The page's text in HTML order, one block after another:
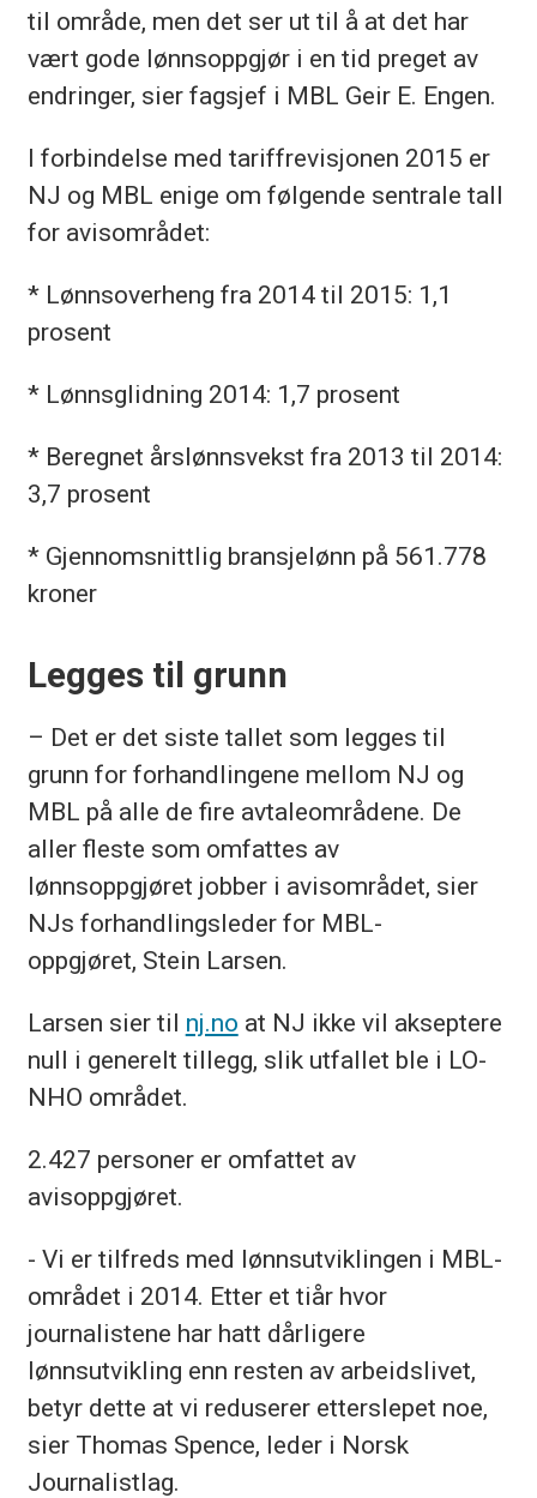
til område, men det ser ut til å at det har
vært gode lønnsoppgjør i en tid preget av
endringer, sier fagsjef i MBL Geir E. Engen.
I forbindelse med tariffrevisjonen 2015 er
NJ og MBL enige om følgende sentrale tall
for avisområdet:
* Lønnsoverheng fra 2014 til 2015: 1,1
prosent
* Lønnsglidning 2014: 1,7 prosent
* Beregnet årslønnsvekst fra 2013 til 2014:
3,7 prosent
* Gjennomsnittlig bransjelønn på 561.778
kroner
Legges til grunn
– Det er det siste tallet som legges til
grunn for forhandlingene mellom NJ og
MBL på alle de fire avtaleområdene. De
aller fleste som omfattes av
lønnsoppgjøret jobber i avisområdet, sier
NJs forhandlingsleder for MBL-
oppgjøret, Stein Larsen.
Larsen sier til nj.no at NJ ikke vil akseptere
null i generelt tillegg, slik utfallet ble i LO-
NHO området.
2.427 personer er omfattet av
avisoppgjøret.
- Vi er tilfreds med lønnsutviklingen i MBL-
området i 2014. Etter et tiår hvor
journalistene har hatt dårligere
lønnsutvikling enn resten av arbeidslivet,
betyr dette at vi reduserer etterslepet noe,
sier Thomas Spence, leder i Norsk
Journalistlag.